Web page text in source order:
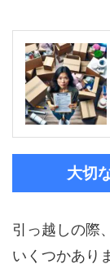
大切
引っ越しの際
いくつかあり